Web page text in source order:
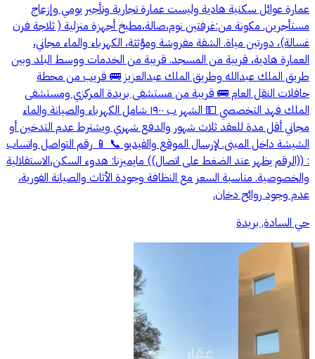
عمارة عوائل سكنية هادية وليست عمارة تجارية وتأجير يومي وإزعاج
مستأجرين. مكونة من:غرفتين نوم،صالة،مطبخ أجهزة منزلية ( ثلاجة فرن
غسالة)، دورتين مياة. الشقة مفروشة ومؤثثة، الكهرباء والماء مجاني،
العمارة هادية، قريية من المسجد. قريبة من الخدمات ووسط البلد وبين
طريق الملك عبدالله وطريق الملك عبدالعزيز 🚌 قريب من محطة
حافلات النقل العام 🚌 قريبة من مستشفى بريدة المركزي ومستشفى
الملك فهد التخصصي 💵 الشهر ب ١٩٠٠ شامل الكهرباء والصيانة والماء
مجاني أقل مدة للعقد ثلاث شهور والدفع شهري ويشترط عدم التدخين أو
الشيشة داخل المبنى. لإرسال الموقع والفيديو 📞 📱 رقم التواصل واتساب
: ((الرقم يظهر عند الضغط على اتصال)) مايميزنا: هدوء السكن،الاستقلالية
والخصوصية. مناسبة السعر مع النظافة وجودة الأثاث والصيانة الفورية،
عدم وجود روائح دخان.
حي السادة, بريدة